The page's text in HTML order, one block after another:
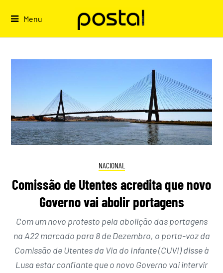
Menu
NACIONAL
Comissão de Utentes acredita que novo
Governo vai abolir portagens
Com um novo protesto pela abolição das portagens
na A22 marcado para 8 de Dezembro, o porta-voz da
Comissão de Utentes da Via do Infante (CUVI) disse à
Lusa estar confiante que o novo Governo vai intervir